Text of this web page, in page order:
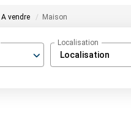
A vendre Maison
Localisation
Localisation